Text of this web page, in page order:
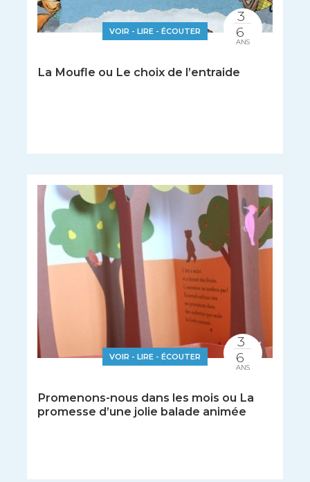
VOIR - LIRE - ÉCOUTER
La Moufle ou Le choix de l’entraide
3
6
ANS
VOIR - LIRE - ÉCOUTER
Promenons-nous dans les mois ou La
promesse d’une jolie balade animée
3
6
ANS